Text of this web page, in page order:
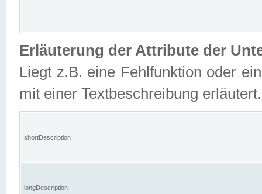
Erläuterung der Attribute der
Liegt z.B. eine Fehlfunktion oder
mit einer Textbeschreibung erläutert.
shortDescription
longDescription